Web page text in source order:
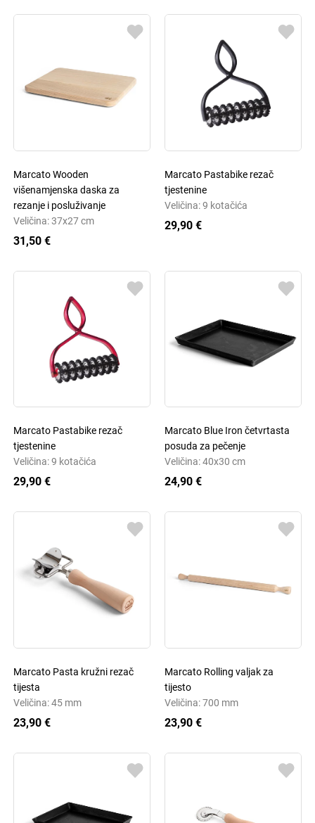
Marcato Wooden
višenamjenska daska za
rezanje i posluživanje
Veličina: 37x27 cm
31,50 €
Marcato Pastabike rezač
tjestenine
Veličina: 9 kotačića
29,90 €
Marcato Pastabike rezač
tjestenine
Veličina: 9 kotačića
29,90 €
Marcato Blue Iron četvrtasta
posuda za pečenje
Veličina: 40x30 cm
24,90 €
Marcato Pasta kružni rezač
tijesta
Veličina: 45 mm
23,90 €
Marcato Rolling valjak za
tijesto
Veličina: 700 mm
23,90 €